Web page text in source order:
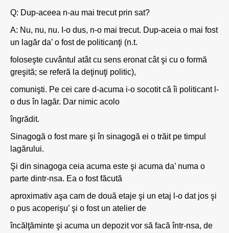
Q: Dup-aceea n-au mai trecut prin sat?
A: Nu, nu, nu. I-o dus, n-o mai trecut. Dup-aceia o mai fost
un lagăr da’ o fost de politicanţi (n.t.
foloseşte cuvântul atât cu sens eronat cât şi cu o formă
greşită; se referă la deţinuţi politic),
comunişti. Pe cei care d-acuma i-o socotit că îi politicant l-
o dus în lagăr. Dar nimic acolo
îngrădit.
Sinagogă o fost mare şi în sinagogă ei o trăit pe timpul
lagărului.
Şi din sinagoga ceia acuma este şi acuma da’ numa o
parte dintr-nsa. Ea o fost făcută
aproximativ aşa cam de două etaje şi un etaj l-o dat jos şi
o pus acoperişu’ şi o fost un atelier de
încălţăminte şi acuma un depozit vor să facă într-nsa, de